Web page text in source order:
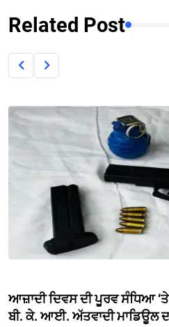
Related Post
ਆਜ਼ਾਦੀ ਦਿਵਸ ਦੀ ਪੂਰਵ ਸੰਧਿਆ
ਬੀ. ਕੇ. ਆਈ. ਅੱਤਵਾਦੀ ਮਾਡਿਊਲ